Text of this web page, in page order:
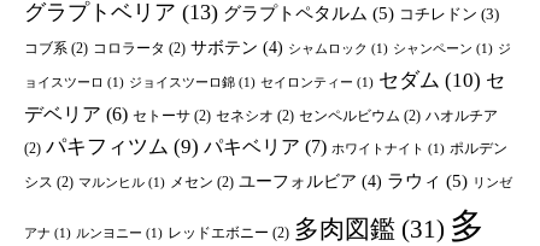
グラプトベリア (13) グラプトペタルム (5) コチレドン (3)
コブ系 (2) コロラータ (2) サボテン (4) シャムロック (1) シャンペーン (1) ジ
ョイスツーロ (1) ジョイスツーロ錦 (1) セイロンティー (1) セダム (10) セ
デベリア (6) セトーサ (2) セネシオ (2) センペルビウム (2) ハオルチア
(2) パキフィツム (9) パキベリア (7) ホワイトナイト (1) ポルデン
シス (2) マルンヒル (1) メセン (2) ユーフォルビア (4) ラウィ (5) リンゼ
アナ (1) ルンヨニー (1) レッドエボニー (2) 多肉図鑑 (31) 多